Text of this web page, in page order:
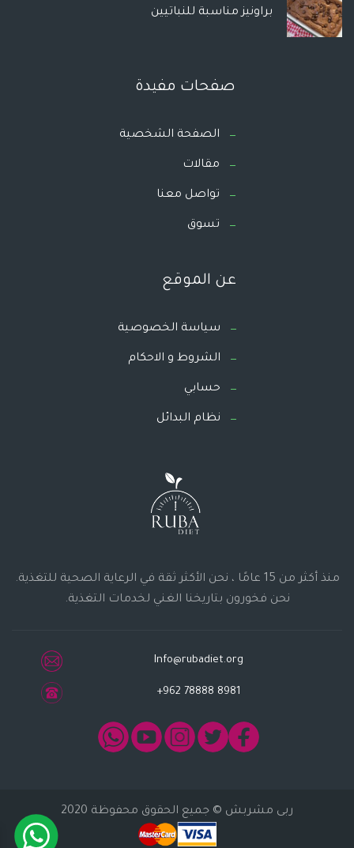
براونيز مناسبة للنباتيين
صفحات مفيدة
الصفحة الشخصية
مقالات
تواصل معنا
تسوق
عن الموقع
سياسة الخصوصية
الشروط و الاحكام
حسابي
نظام البدائل
منذ أكثر من 15 عامًا ، نحن الأكثر ثقة في الرعاية الصحية للتغذية.
نحن فخورون بتاريخنا الغني لخدمات التغذية.
Info@rubadiet.org
+962 78888 8981
ربى مشربش © جميع الحقوق محفوظة 2020